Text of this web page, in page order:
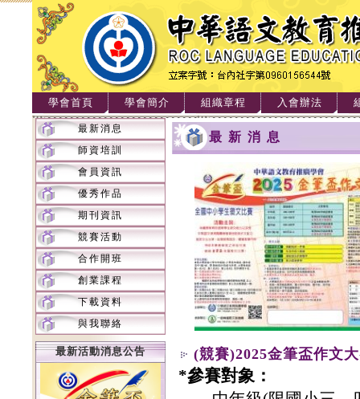
學會首頁 學會簡介 組織章程 入會辦法
最新消息
師資培訓
會員資訊
優秀作品
期刊資訊
競賽活動
合作開班
創業課程
下載資料
與我聯絡
最新活動消息公告
最新消息
(競賽)2025金筆盃作文
*參賽對象：